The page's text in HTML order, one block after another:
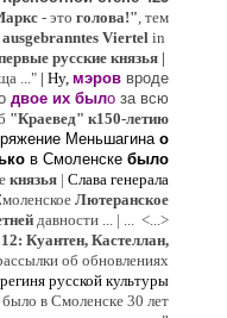
- это голова!", тем
ausgebranntes Viertel in
русские князья |
..." | Ну, мэров вроде
двое их было за всю
"Краевед" к150-летию
Меньшагинао
в Смоленске было
князья | Слава генерала
моленское Лютерaнское
давности ... | ... <...>
Куантен, Кастеллан,
об обновлениях
русской культуры
в Смоленске 30 лет